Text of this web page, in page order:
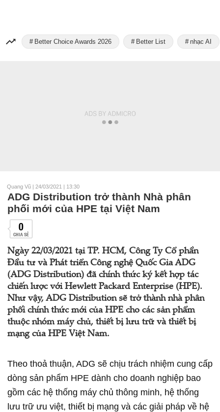
Better Choice Awards 2026 Better List nhạc AI
Quang Vũ | 24/03/2021 | 13:30
ADG Distribution trở thành Nhà phân
phối mới của HPE tại Việt Nam
0
CHIA SẺ
Ngày 22/03/2021 tại TP. HCM, Công Ty Cổ phần
Đầu tư và Phát triển Công nghệ Quốc Gia ADG
(ADG Distribution) đã chính thức ký kết hợp tác
chiến lược với Hewlett Packard Enterprise (HPE).
Như vậy, ADG Distribution sẽ trở thành nhà phân
phối chính thức mới của HPE cho các sản phẩm
thuộc nhóm máy chủ, thiết bị lưu trữ và thiết bị
mạng của HPE Việt Nam.
Theo thoả thuận, ADG sẽ chịu trách nhiệm cung cấp
dòng sản phẩm HPE dành cho doanh nghiệp bao
gồm các hệ thống máy chủ thông minh, hệ thống
lưu trữ ưu việt, thiết bị mạng và các giải pháp về hệ